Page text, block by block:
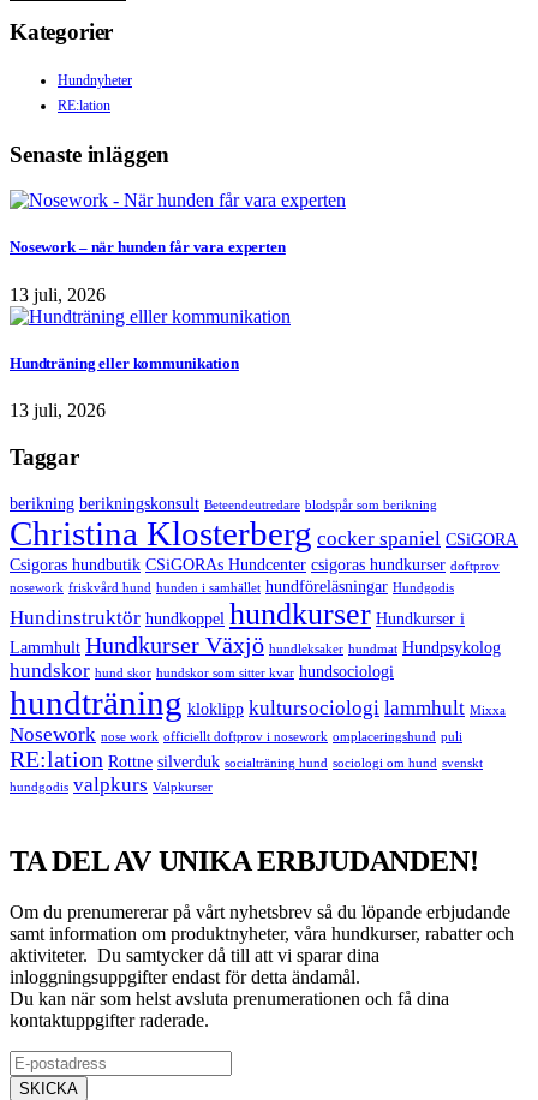
Kategorier
Hundnyheter
RE:lation
Senaste inläggen
Nosework – när hunden får vara experten
13 juli, 2026
Hundträning eller kommunikation
13 juli, 2026
Taggar
berikning berikningskonsult Beteendeutredare blodspår som berikning
Christina Klosterberg cocker spaniel CSiGORA
Csigoras hundbutik CSiGORAs Hundcenter csigoras hundkurser doftprov
nosework friskvård hund hunden i samhället hundföreläsningar Hundgodis
Hundinstruktör hundkoppel hundkurser Hundkurser i
Lammhult Hundkurser Växjö hundleksaker hundmat Hundpsykolog
hundskor hund skor hundskor som sitter kvar hundsociologi
hundträning kloklipp kultursociologi lammhult Mixxa
Nosework nose work officiellt doftprov i nosework omplaceringshund puli
RE:lation Rottne silverduk socialträning hund sociologi om hund svenskt
hundgodis valpkurs Valpkurser
TA DEL AV UNIKA ERBJUDANDEN!
Om du prenumererar på vårt nyhetsbrev så du löpande erbjudande
samt information om produktnyheter, våra hundkurser, rabatter och
aktiviteter. Du samtycker då till att vi sparar dina
inloggningsuppgifter endast för detta ändamål.
Du kan när som helst avsluta prenumerationen och få dina
kontaktuppgifter raderade.